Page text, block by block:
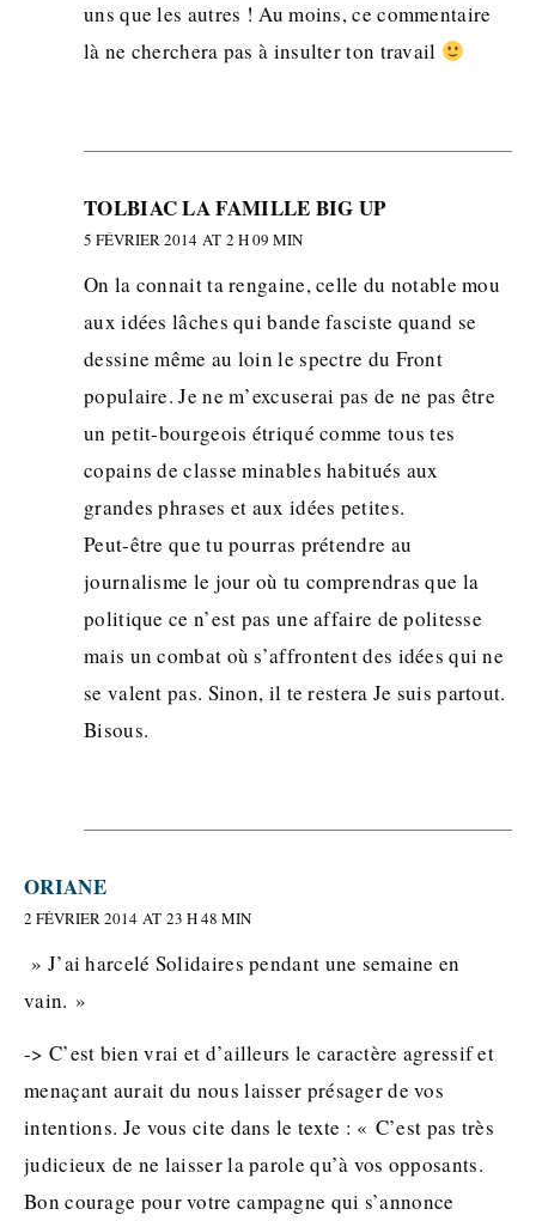
uns que les autres ! Au moins, ce commentaire
là ne cherchera pas à insulter ton travail
TOLBIAC LA FAMILLE BIG UP
5 FÉVRIER 2014 AT 2 H 09 MIN
On la connait ta rengaine, celle du notable mou
aux idées lâches qui bande fasciste quand se
dessine même au loin le spectre du Front
populaire. Je ne m’excuserai pas de ne pas être
un petit-bourgeois étriqué comme tous tes
copains de classe minables habitués aux
grandes phrases et aux idées petites.
Peut-être que tu pourras prétendre au
journalisme le jour où tu comprendras que la
politique ce n’est pas une affaire de politesse
mais un combat où s’affrontent des idées qui ne
se valent pas. Sinon, il te restera Je suis partout.
Bisous.
ORIANE
2 FÉVRIER 2014 AT 23 H 48 MIN
» J’ai harcelé Solidaires pendant une semaine en
vain. »
-> C’est bien vrai et d’ailleurs le caractère agressif et
menaçant aurait du nous laisser présager de vos
intentions. Je vous cite dans le texte : « C’est pas très
judicieux de ne laisser la parole qu’à vos opposants.
Bon courage pour votre campagne qui s’annonce